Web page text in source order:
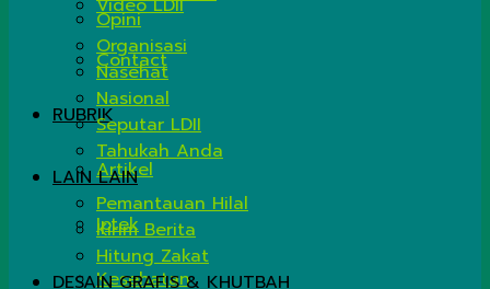
Video LDII
Contact
RUBRIK
Artikel
Iptek
Kesehatan
Opini
Organisasi
Nasehat
Nasional
Seputar LDII
Tahukah Anda
LAIN LAIN
Pemantauan Hilal
Kirim Berita
Hitung Zakat
DESAIN GRAFIS & KHUTBAH